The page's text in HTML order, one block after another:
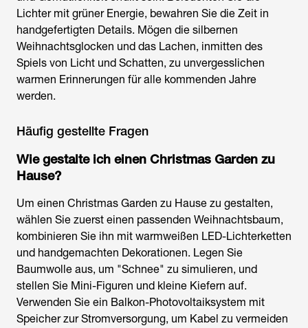
Lichter mit grüner Energie, bewahren Sie die Zeit in
handgefertigten Details. Mögen die silbernen
Weihnachtsglocken und das Lachen, inmitten des
Spiels von Licht und Schatten, zu unvergesslichen
warmen Erinnerungen für alle kommenden Jahre
werden.
Häufig gestellte Fragen
Wie gestalte ich einen Christmas Garden zu
Hause?
Um einen Christmas Garden zu Hause zu gestalten,
wählen Sie zuerst einen passenden Weihnachtsbaum,
kombinieren Sie ihn mit warmweißen LED-Lichterketten
und handgemachten Dekorationen. Legen Sie
Baumwolle aus, um "Schnee" zu simulieren, und
stellen Sie Mini-Figuren und kleine Kiefern auf.
Verwenden Sie ein Balkon-Photovoltaiksystem mit
Speicher zur Stromversorgung, um Kabel zu vermeiden